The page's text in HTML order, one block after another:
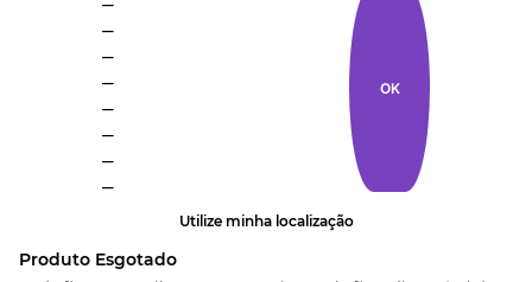
OK
Utilize minha localização